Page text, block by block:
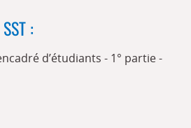
:
d’étudiants - 1° partie -